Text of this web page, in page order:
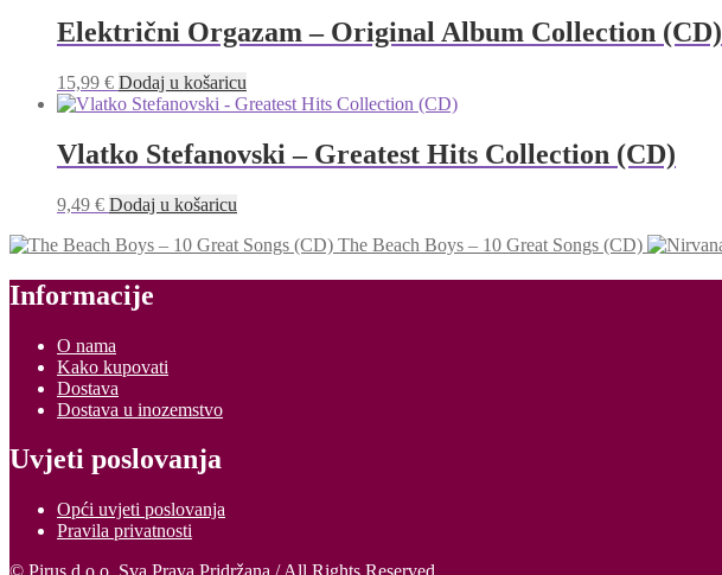
Električni Orgazam – Original Album Collection (CD)
15,99 € Dodaj u košaricu
Vlatko Stefanovski – Greatest Hits Collection (CD)
9,49 € Dodaj u košaricu
The Beach Boys – 10 Great Songs (CD)
Informacije
O nama
Kako kupovati
Dostava
Dostava u inozemstvo
Uvjeti poslovanja
Opći uvjeti poslovanja
Pravila privatnosti